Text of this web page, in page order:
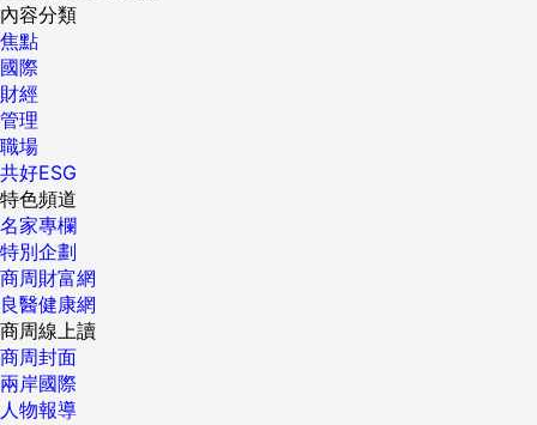
內容分類
焦點
國際
財經
管理
職場
共好ESG
特色頻道
名家專欄
特別企劃
商周財富網
良醫健康網
商周線上讀
商周封面
兩岸國際
人物報導